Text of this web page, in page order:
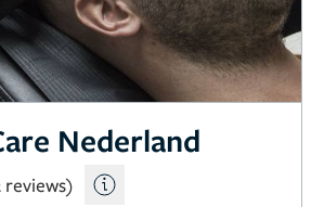
Nederland
reviews)